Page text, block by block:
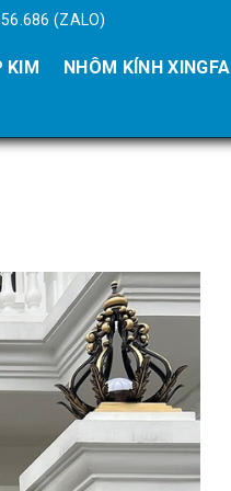
(ZALO)
KIM NHÔM KÍNH XINGFA